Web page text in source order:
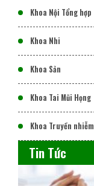
Khoa Nội Tổng hợp
Khoa Nhi
Khoa Sản
Khoa Tai Mũi Họng
Khoa Truyền nhiễm
Tin Tức